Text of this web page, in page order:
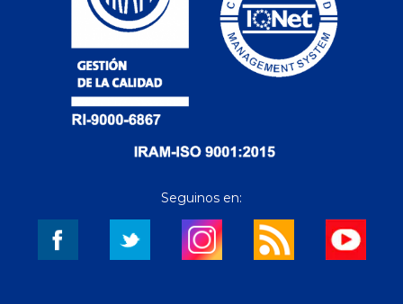
Seguinos en: